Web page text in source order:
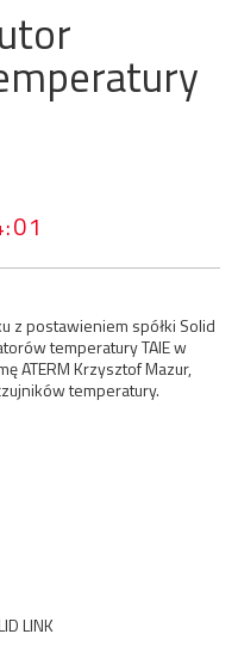
z postawieniem spółki Solid
temperatury TAIE w
ATERM Krzysztof Mazur,
temperatury.
LINK